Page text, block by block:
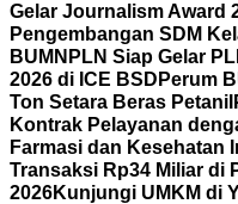
Gelar Journalism Award
Pengembangan SDM
BUMN PLN Siap Gelar
2026 di ICE BSD Perum
Ton Setara Beras Petani
Kontrak Pelayanan
Farmasi dan Kesehatan
Transaksi Rp34 Miliar di
2026Kunjungi UMKM di